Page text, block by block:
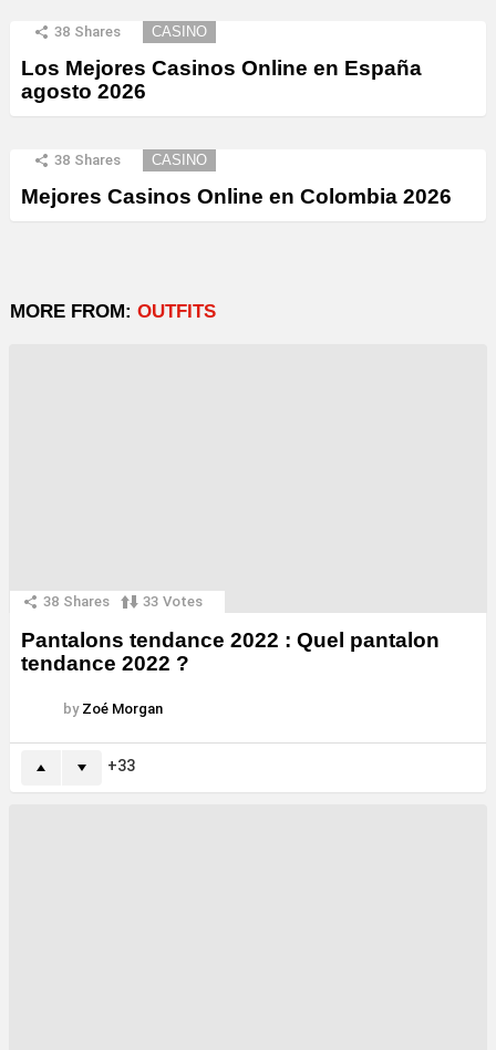
38 Shares CASINO
Los Mejores Casinos Online en España
agosto 2026
38 Shares CASINO
Mejores Casinos Online en Colombia 2026
MORE FROM: OUTFITS
38 Shares 33 Votes
Pantalons tendance 2022 : Quel pantalon
tendance 2022 ?
by Zoé Morgan
33